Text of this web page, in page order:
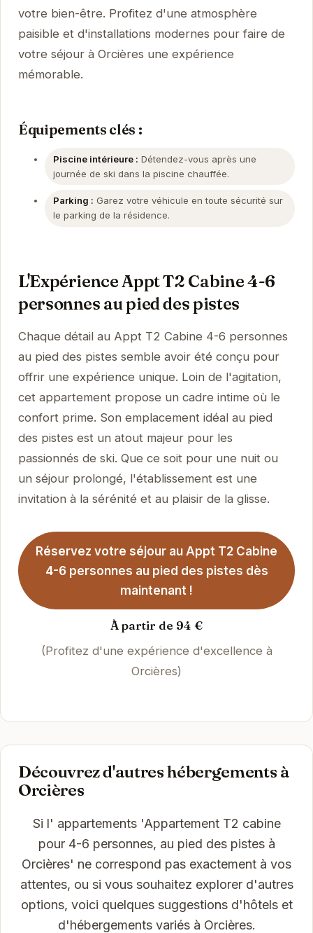
votre bien-être. Profitez d'une atmosphère
paisible et d'installations modernes pour faire de
votre séjour à Orcières une expérience
mémorable.
Équipements clés :
Piscine intérieure : Détendez-vous après une
journée de ski dans la piscine chauffée.
Parking : Garez votre véhicule en toute sécurité sur
le parking de la résidence.
L'Expérience Appt T2 Cabine 4-6
personnes au pied des pistes
Chaque détail au Appt T2 Cabine 4-6 personnes
au pied des pistes semble avoir été conçu pour
offrir une expérience unique. Loin de l'agitation,
cet appartement propose un cadre intime où le
confort prime. Son emplacement idéal au pied
des pistes est un atout majeur pour les
passionnés de ski. Que ce soit pour une nuit ou
un séjour prolongé, l'établissement est une
invitation à la sérénité et au plaisir de la glisse.
Réservez votre séjour au Appt T2 Cabine
4-6 personnes au pied des pistes dès
maintenant !
À partir de 94 €
(Profitez d'une expérience d'excellence à
Orcières)
Découvrez d'autres hébergements à
Orcières
Si l' appartements 'Appartement T2 cabine
pour 4-6 personnes, au pied des pistes à
Orcières' ne correspond pas exactement à vos
attentes, ou si vous souhaitez explorer d'autres
options, voici quelques suggestions d'hôtels et
d'hébergements variés à Orcières.